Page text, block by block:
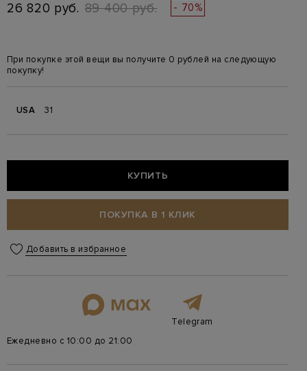
26 820 руб. 89 400 руб. - 70%
При покупке этой вещи вы получите 0 рублей на следующую
покупку!
USA 31
КУПИТЬ
ПОКУПКА В 1 КЛИК
Добавить в избранное
Telegram
Ежедневно с 10:00 до 21:00